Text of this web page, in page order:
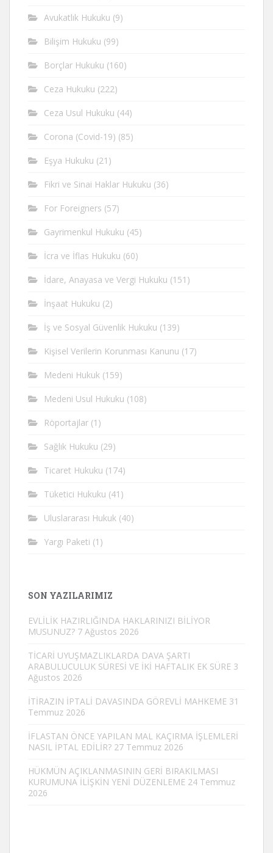
Avukatlık Hukuku (9)
Bilişim Hukuku (99)
Borçlar Hukuku (160)
Ceza Hukuku (222)
Ceza Usul Hukuku (44)
Corona (Covid-19) (85)
Eşya Hukuku (21)
Fikri ve Sinai Haklar Hukuku (36)
For Foreigners (57)
Gayrimenkul Hukuku (45)
İcra ve İflas Hukuku (60)
İdare, Anayasa ve Vergi Hukuku (151)
İnşaat Hukuku (2)
İş ve Sosyal Güvenlik Hukuku (139)
Kişisel Verilerin Korunması Kanunu (17)
Medeni Hukuk (159)
Medeni Usul Hukuku (108)
Röportajlar (1)
Sağlık Hukuku (29)
Ticaret Hukuku (174)
Tüketici Hukuku (41)
Uluslararası Hukuk (40)
Yargı Paketi (1)
SON YAZILARIMIZ
EVLİLİK HAZIRLIĞINDA HAKLARINIZI BİLİYOR
MUSUNUZ? 7 Ağustos 2026
TİCARİ UYUŞMAZLIKLARDA DAVA ŞARTI
ARABULUCULUK SÜRESİ VE İKİ HAFTALIK EK SÜRE 3
Ağustos 2026
İTİRAZIN İPTALİ DAVASINDA GÖREVLİ MAHKEME 31
Temmuz 2026
İFLASTAN ÖNCE YAPILAN MAL KAÇIRMA İŞLEMLERİ
NASIL İPTAL EDİLİR? 27 Temmuz 2026
HÜKMÜN AÇIKLANMASININ GERİ BIRAKILMASI
KURUMUNA İLİŞKİN YENİ DÜZENLEME 24 Temmuz
2026